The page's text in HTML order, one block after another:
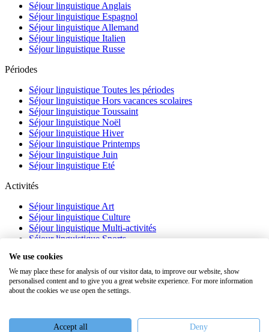
Séjour linguistique Anglais
Séjour linguistique Espagnol
Séjour linguistique Allemand
Séjour linguistique Italien
Séjour linguistique Russe
Périodes
Séjour linguistique Toutes les périodes
Séjour linguistique Hors vacances scolaires
Séjour linguistique Toussaint
Séjour linguistique Noël
Séjour linguistique Hiver
Séjour linguistique Printemps
Séjour linguistique Juin
Séjour linguistique Eté
Activités
Séjour linguistique Art
Séjour linguistique Culture
Séjour linguistique Multi-activités
Séjour linguistique Sports
À propos
FAQ
Webinaires
We use cookies
We may place these for analysis of our visitor data, to improve our website, show
personalised content and to give you a great website experience. For more information
about the cookies we use open the settings.
Accept all Deny